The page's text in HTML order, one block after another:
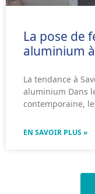
La pose de
aluminium
La tendance à
aluminium Dans
contemporaine,
EN SAVOIR PLUS »